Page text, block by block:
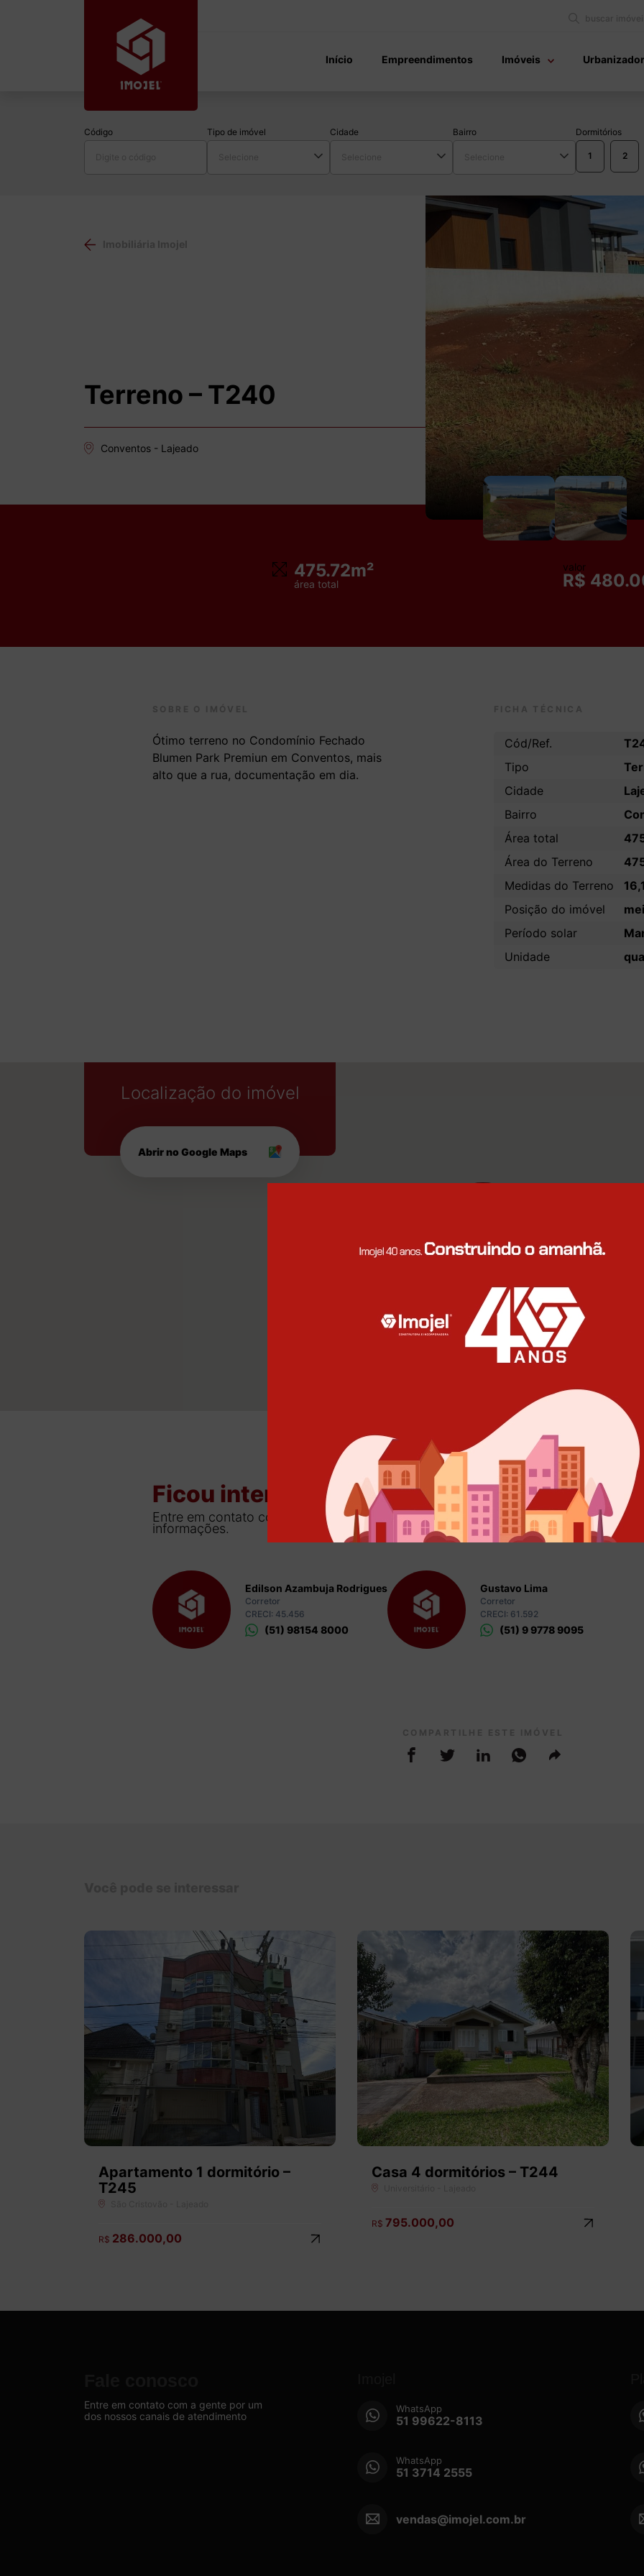
Início Empreendimentos Imóveis
Código Tipo de imóvel Cidade Bairro Dormitórios
1 2
Terreno – T240
Conventos - Lajeado
475.72m²
área total
valor
R$
Ótimo terreno no Condomínio Fechado
Blumen Park Premiun em Conventos, mais
alto que a rua, documentação em dia.
Cód/Ref.
Tipo
Cidade
Bairro
Área total
Área do Terreno
Medidas do Terreno
Posição do imóvel
Período solar
Unidade
Localização do imóvel
Abrir no Google Maps
Ficou interessado?
Entre em contato com um de nossos corretores para mais
informações.
Edilson Azambuja Rodrigues
Corretor
CRECI: 45.456
(51) 98154 8000
Gustavo Lima
Corretor
CRECI: 61.592
(51) 9 9778 9095
Apartamento 1 dormitório –
T245
R$ 286.000,00
Casa 4 dormitórios – T244
R$ 795.000,00
Entre em contato com a gente por um
dos nossos canais de atendimento
WhatsApp
51 99622-8113
WhatsApp
51 3714 2555
vendas@imojel.com.br